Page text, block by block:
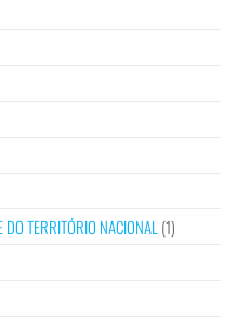
TERRITÓRIO NACIONAL (1)